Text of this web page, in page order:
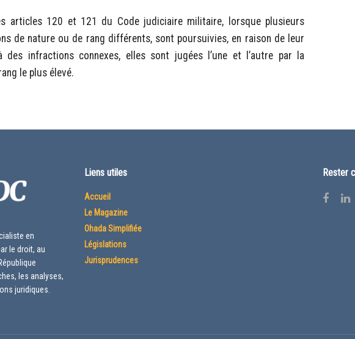
articles 120 et 121 du Code judiciaire militaire, lorsque plusieurs
de nature ou de rang différents, sont poursuivies, en raison de leur
infractions connexes, elles sont jugées l’une et l’autre par la
le plus élevé.
en
le droit, au
les analyses,
juridiques.
Liens utiles
Accueil
Le Magazine
Ohada Simplifiée
Législations
Jurisprudences
Rester